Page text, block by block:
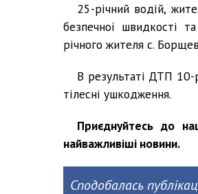
25-річний водій,
безпечної швидкості
річного жителя с.
В результаті ДТП 10-
тілесні ушкодження.
Приєднуйтесь до
найважливіші новини.
Сподобалась